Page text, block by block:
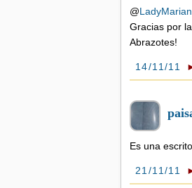
@LadyMarian
Gracias por
Abrazotes!
14/11/11
Es una
21/11/11